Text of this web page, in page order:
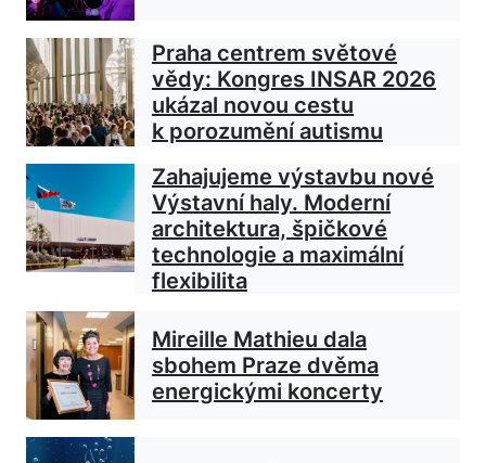
Praha centrem světové
vědy: Kongres INSAR 2026
ukázal novou cestu
k porozumění autismu
Zahajujeme výstavbu nové
Výstavní haly. Moderní
architektura, špičkové
technologie a maximální
flexibilita
Mireille Mathieu dala
sbohem Praze dvěma
energickými koncerty